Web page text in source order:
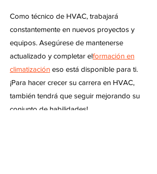
Como técnico de HVAC, trabajará
constantemente en nuevos proyectos y
equipos. Asegúrese de mantenerse
actualizado y completar elformación en
climatización eso está disponible para ti.
¡Para hacer crecer su carrera en HVAC,
también tendrá que seguir mejorando su
conjunto de habilidades!